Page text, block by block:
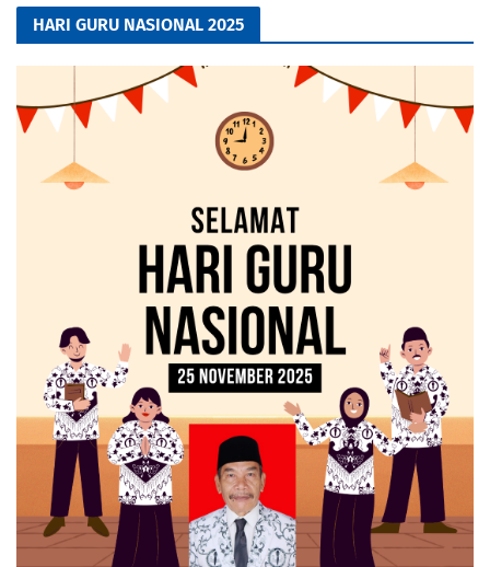
HARI GURU NASIONAL 2025